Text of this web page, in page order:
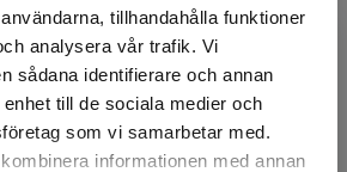
tillhandahålla funktioner
analysera vår trafik. Vi
sådana identifierare och annan
till de sociala medier och
som vi samarbetar med.
informationen med annan
fraktregion